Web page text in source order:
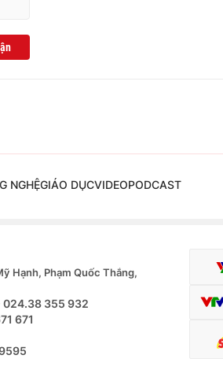
NGHỆGIÁO DỤCVIDEOPODCAST
Hạnh, Phạm Quốc Thắng,
355 932
671